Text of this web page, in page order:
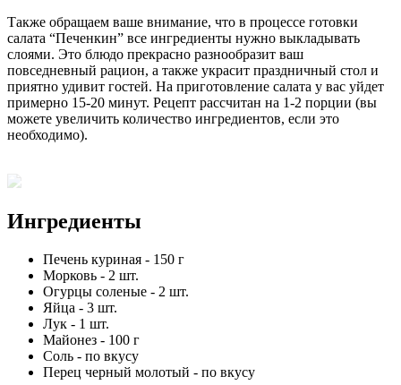
Также обращаем ваше внимание, что в процессе готовки
салата “Печенкин” все ингредиенты нужно выкладывать
слоями. Это блюдо прекрасно разнообразит ваш
повседневный рацион, а также украсит праздничный стол и
приятно удивит гостей. На приготовление салата у вас уйдет
примерно 15-20 минут. Рецепт рассчитан на 1-2 порции (вы
можете увеличить количество ингредиентов, если это
необходимо).
Ингредиенты
Печень куриная - 150 г
Морковь - 2 шт.
Огурцы соленые - 2 шт.
Яйца - 3 шт.
Лук - 1 шт.
Майонез - 100 г
Соль - по вкусу
Перец черный молотый - по вкусу